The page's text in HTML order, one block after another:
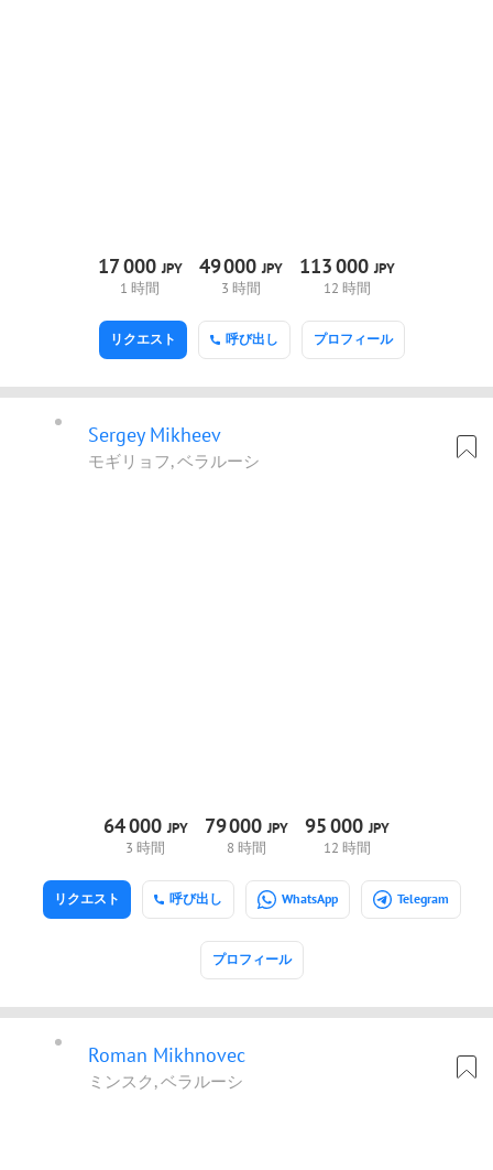
17000JPY
1 時間
49000JPY
3 時間
113000JPY
12 時間
呼び出し プロフィール
リクエスト
Sergey Mikheev
モギリョフ, ベラルーシ
64000JPY
3 時間
79000JPY
8 時間
95000JPY
12 時間
呼び出し WhatsApp Telegram
プロフィール
リクエスト
Roman Mikhnovec
ミンスク, ベラルーシ